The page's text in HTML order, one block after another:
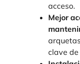
acceso.
Mejor
clave